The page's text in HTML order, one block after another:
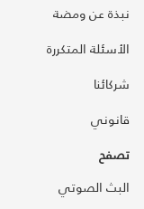
نبذة عن ومضة
الأسئلة المتكررة
شركائنا
قانوني
تصفح
البث الصوتي